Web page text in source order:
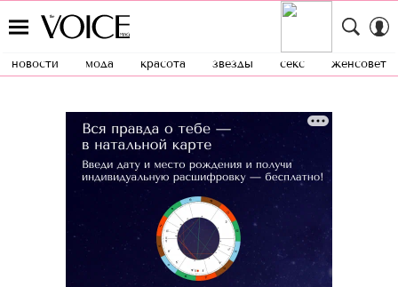
новости мода красота звезды секс женсовет